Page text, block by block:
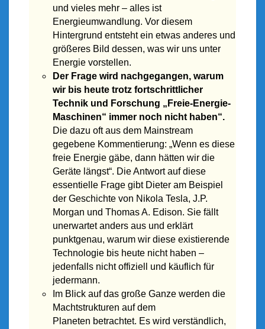
und vieles mehr – alles ist
Energieumwandlung. Vor diesem
Hintergrund entsteht ein etwas anderes und
größeres Bild dessen, was wir uns unter
Energie vorstellen.
Der Frage wird nachgegangen, warum
wir bis heute trotz fortschrittlicher
Technik und Forschung „Freie-Energie-
Maschinen“ immer noch nicht haben“.
Die dazu oft aus dem Mainstream
gegebene Kommentierung: „Wenn es diese
freie Energie gäbe, dann hätten wir die
Geräte längst“. Die Antwort auf diese
essentielle Frage gibt Dieter am Beispiel
der Geschichte von Nikola Tesla, J.P.
Morgan und Thomas A. Edison. Sie fällt
unerwartet anders aus und erklärt
punktgenau, warum wir diese existierende
Technologie bis heute nicht haben –
jedenfalls nicht offiziell und käuflich für
jedermann.
Im Blick auf das große Ganze werden die
Machtstrukturen auf dem
Planeten betrachtet. Es wird verständlich,